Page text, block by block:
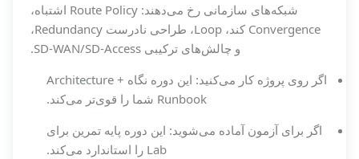
شبکه‌های سازمانی رخ می‌دهند: Route Policy اشتباه،
Convergence کند، Loop، طراحی نادرست Redundancy،
و چالش‌های ترکیبی SD-WAN/SD-Access.
اگر روی پروژه کار می‌کنید: این دوره نگاه Architecture +
Runbook شما را قوی‌تر می‌کند.
اگر برای آزمون آماده می‌شوید: این دوره پایه تمرین برای
Lab را استاندارد می‌کند.